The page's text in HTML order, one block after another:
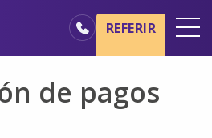
de hospicio
REFERIR
de pagos